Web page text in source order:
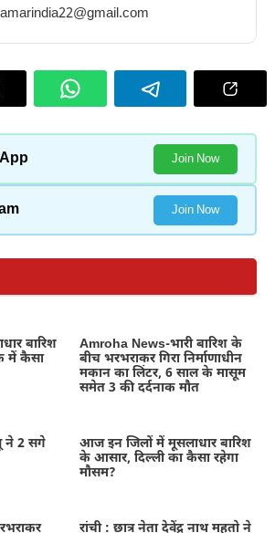
Join Now
Join Now
बारिश
में कैसा
Amroha News-भारी बारिश के
बीच भरभराकर गिरा निर्माणाधीन
मकान का लिंटर, 6 साल के मासूम
समेत 3 की दर्दनाक मौत
ने 2 सगे
आज इन जिलों में मूसलाधार बारिश
के आसार, दिल्ली का कैसा रहेगा
मौसम?
रांची : छात्र नेता देवेंद्र नाथ महतो ने